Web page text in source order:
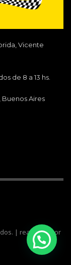
Vicente
de 8 a 13 hs.
Aires
| realizado por